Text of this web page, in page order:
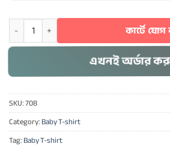
Baby T-shirt Combo> 708 quantityকার্টে
এখনই অর্ডার
SKU:708
Category:Baby T-shirt
Tag:Baby T-shirt